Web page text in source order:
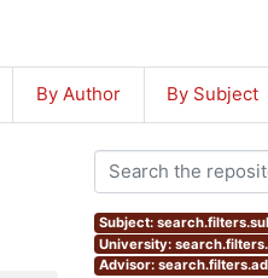
By Author By Subject
Subject:
University:
Advisor: